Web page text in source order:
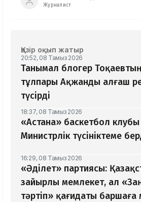
Журналист
Қазір оқып жатыр
20:52, 08 Тамыз 2026
Танымал блогер Тоқаевтың
тұлпары Ақжанды алғаш
түсірді
18:37, 08 Тамыз 2026
«Астана» баскетбол
Министрлік түсініктеме
16:29, 08 Тамыз 2026
«Әділет» партиясы:
зайырлы мемлекет, ал
тәртіп» қағидаты баршаға